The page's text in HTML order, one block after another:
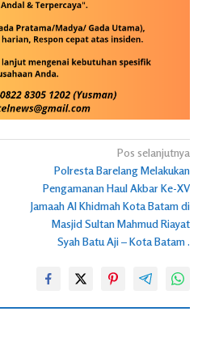
Pos selanjutnya
Polresta Barelang Melakukan
Pengamanan Haul Akbar Ke-XV
Jamaah Al Khidmah Kota Batam di
Masjid Sultan Mahmud Riayat
Syah Batu Aji – Kota Batam .